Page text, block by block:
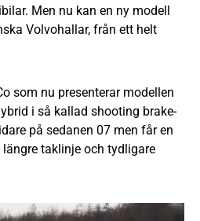
Men nu kan en ny modell
Volvohallar, från ett helt
som nu presenterar modellen
i så kallad shooting brake-
på sedanen 07 men får en
taklinje och tydligare